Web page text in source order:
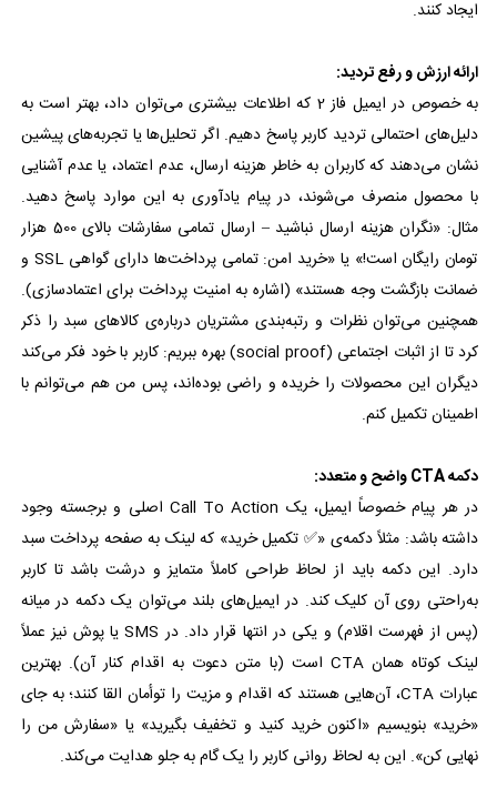
ایجاد کنند.
ارائه ارزش و رفع تردید:
به خصوص در ایمیل فاز 2 که اطلاعات بیشتری می‌توان داد، بهتر است به
دلیل‌های احتمالی تردید کاربر پاسخ دهیم. اگر تحلیل‌ها یا تجربه‌های پیشین
نشان می‌دهند که کاربران به خاطر هزینه ارسال، عدم اعتماد، یا عدم آشنایی
با محصول منصرف می‌شوند، در پیام یادآوری به این موارد پاسخ دهید.
مثال: «نگران هزینه ارسال نباشید – ارسال تمامی سفارشات بالای 500 هزار
تومان رایگان است!» یا «خرید امن: تمامی پرداخت‌ها دارای گواهی SSL و
ضمانت بازگشت وجه هستند» (اشاره به امنیت پرداخت برای اعتمادسازی).
همچنین می‌توان نظرات و رتبه‌بندی مشتریان درباره‌ی کالاهای سبد را ذکر
کرد تا از اثبات اجتماعی (social proof) بهره ببریم: کاربر با خود فکر می‌کند
دیگران این محصولات را خریده و راضی بوده‌اند، پس من هم می‌توانم با
اطمینان تکمیل کنم.
دکمه CTA واضح و متعدد:
در هر پیام خصوصاً ایمیل، یک Call To Action اصلی و برجسته وجود
داشته باشد: مثلاً دکمه‌ی «✅ تکمیل خرید» که لینک به صفحه پرداخت سبد
دارد. این دکمه باید از لحاظ طراحی کاملاً متمایز و درشت باشد تا کاربر
به‌راحتی روی آن کلیک کند. در ایمیل‌های بلند می‌توان یک دکمه در میانه
(پس از فهرست اقلام) و یکی در انتها قرار داد. در SMS یا پوش نیز عملاً
لینک کوتاه همان CTA است (با متن دعوت به اقدام کنار آن). بهترین
عبارات CTA، آن‌هایی هستند که اقدام و مزیت را توأمان القا کنند؛ به جای
«خرید» بنویسیم «اکنون خرید کنید و تخفیف بگیرید» یا «سفارش من را
نهایی کن». این به لحاظ روانی کاربر را یک گام به جلو هدایت می‌کند.